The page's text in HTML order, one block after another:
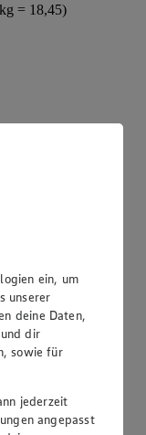
= 18,45)
Frische Bio-
0,15 Pfand
ein, um
unserer
deine Daten,
dir
sowie für
jederzeit
angepasst